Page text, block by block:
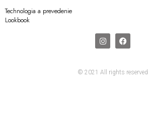
Technologia a prevedenie
Lookbook
© 2021 All rights reserved